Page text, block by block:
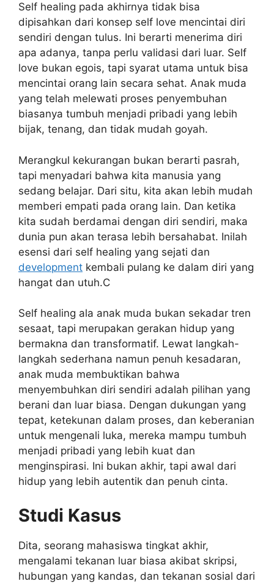
Self healing pada akhirnya tidak bisa
dipisahkan dari konsep self love mencintai diri
sendiri dengan tulus. Ini berarti menerima diri
apa adanya, tanpa perlu validasi dari luar. Self
love bukan egois, tapi syarat utama untuk bisa
mencintai orang lain secara sehat. Anak muda
yang telah melewati proses penyembuhan
biasanya tumbuh menjadi pribadi yang lebih
bijak, tenang, dan tidak mudah goyah.
Merangkul kekurangan bukan berarti pasrah,
tapi menyadari bahwa kita manusia yang
sedang belajar. Dari situ, kita akan lebih mudah
memberi empati pada orang lain. Dan ketika
kita sudah berdamai dengan diri sendiri, maka
dunia pun akan terasa lebih bersahabat. Inilah
esensi dari self healing yang sejati dan
development kembali pulang ke dalam diri yang
hangat dan utuh.C
Self healing ala anak muda bukan sekadar tren
sesaat, tapi merupakan gerakan hidup yang
bermakna dan transformatif. Lewat langkah-
langkah sederhana namun penuh kesadaran,
anak muda membuktikan bahwa
menyembuhkan diri sendiri adalah pilihan yang
berani dan luar biasa. Dengan dukungan yang
tepat, ketekunan dalam proses, dan keberanian
untuk mengenali luka, mereka mampu tumbuh
menjadi pribadi yang lebih kuat dan
menginspirasi. Ini bukan akhir, tapi awal dari
hidup yang lebih autentik dan penuh cinta.
Studi Kasus
Dita, seorang mahasiswa tingkat akhir,
mengalami tekanan luar biasa akibat skripsi,
hubungan yang kandas, dan tekanan sosial dari